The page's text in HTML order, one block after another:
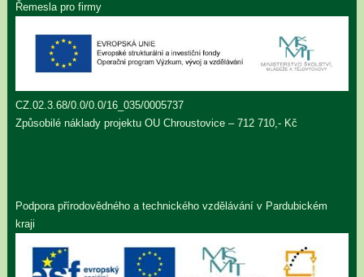
Řemesla pro firmy
CZ.02.3.68/0.0/0.0/16_035/0005737
Způsobilé náklady projektu OU Chroustovice – 712 710,- Kč
Podpora přírodovědného a technického vzdělávání v Pardubickém
kraji